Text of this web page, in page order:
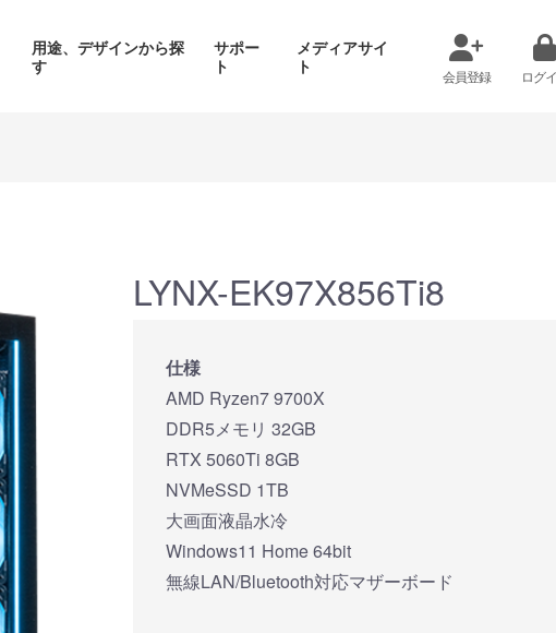
用途、デザインから探
す
サポー
ト
メディアサイ
ト
会員登録 ログ
270°強化ガラスに黒パーツ
が鮮やかに映え、液晶簡易
水冷とラインLEDが重厚な
厳格な基準をクリアした
「Powered By MSI」認証
モデル。世界をリードする
MSIの最新パーツ搭載。
ピラーレスケース採用PC
商品をみる
LYNX-EK97X856Ti8
仕様
AMD Ryzen7 9700X
DDR5メモリ 32GB
RTX 5060Ti 8GB
NVMeSSD 1TB
大画面液晶水冷
Windows11 Home 64bit
無線LAN/Bluetooth対応マザーボード